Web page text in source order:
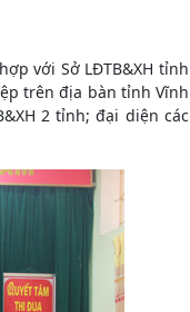
với Sở LĐTB&XH tỉnh
trên địa bàn tỉnh Vĩnh
2 tỉnh; đại diện các